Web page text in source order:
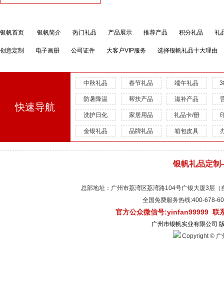
银帆首页 银帆简介 热门礼品 产品展示 推荐产品 积分礼品 礼
创意定制 电子画册 公司证件 大客户VIP服务 选择银帆礼品十大理由
快速导航
中秋礼品 春节礼品 端午礼品
防暑降温 帮扶产品 滋补产品
洗护日化 家居用品 礼品卡/册
金银礼品 品牌礼品 箱包皮具
银帆礼品定
总部地址：广州市荔湾区荔湾路104号广银大厦3层
全国免费服务热线:400-
官方公众微信号:yinfan99999 联
广州市银帆实业有限公司
Copyright © 广